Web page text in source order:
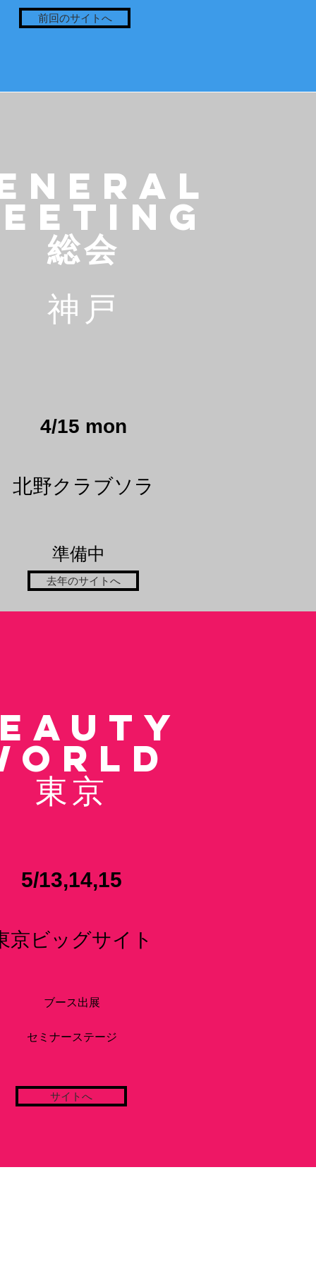
前回のサイトへ
総会
神戸
4/15 ​ mon
​北野クラブソラ
​準備中
去年のサイトへ
東京
5/13,14,15
京ビッグサイト
ブース出展
​セミナーステージ
サイトへ